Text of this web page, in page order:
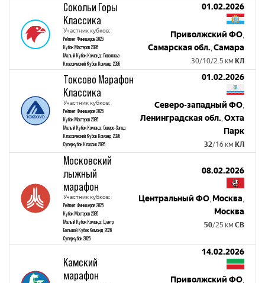
Сокольи Горы
Классика
Участник кубков:
Рейтинг Финишеров 2026
Кубок Мастеров 2026
Малый Кубок Команд: Поволжье
Классический Кубок Команд 2026
01.02.2026
Приволжский ФО,
Самарская обл.,Самара
30/10/2.5 км КЛ
Токсово Марафон
Классика
Участник кубков:
Рейтинг Финишеров 2026
Кубок Мастеров 2026
Малый Кубок Команд: Северо-Запад
Классический Кубок Команд 2026
Суперкубок Классик 2026
01.02.2026
Северо-западный ФО,
Ленинградская обл.,Охта
Парк
32/16 км КЛ
Московский
лыжный
марафон
Участник кубков:
Рейтинг Финишеров 2026
Кубок Мастеров 2026
Малый Кубок Команд: Центр
Большой Кубок Команд 2026
Суперкубок 2026
08.02.2026
Центральный ФО, Москва,
Москва
50/25 км СВ
Камский
марафон
14.02.2026
Приволжский ФО,